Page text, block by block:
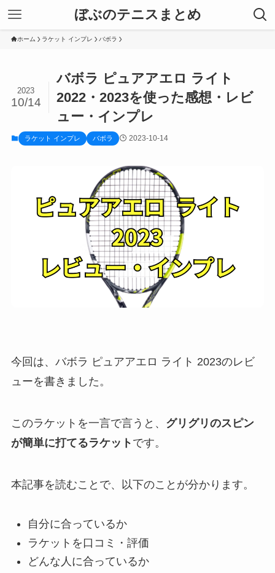
ぼぶのテニスまとめ
ホーム ラケット インプレ バボラ
バボラ ピュアアエロ ライト
2022・2023を使った感想・レビ
ュー・インプレ
2023
10/14
ラケット インプレ バボラ 2023-10-14
今回は、バボラ ピュアアエロ ライト 2023のレビ
ューを書きました。
このラケットを一言で言うと、 グリグリのスピン
が簡単に打てるラケット です。
本記事を読むことで、以下のことが分かります。
自分に合っているか
ラケットを口コミ・評価
どんな人に合っているか